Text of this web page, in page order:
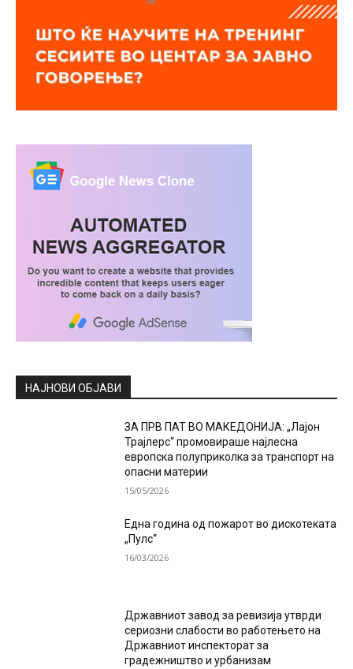
НАЈНОВИ ОБЈАВИ
ЗА ПРВ ПАТ ВО МАКЕДОНИЈА: „Лајон
Трајлерс“ промовираше најлесна
европска полуприколка за транспорт на
опасни материи
15/05/2026
Една година од пожарот во дискотеката
„Пулс“
16/03/2026
Државниот завод за ревизија утврди
сериозни слабости во работењето на
Државниот инспекторат за
градежништво и урбанизам